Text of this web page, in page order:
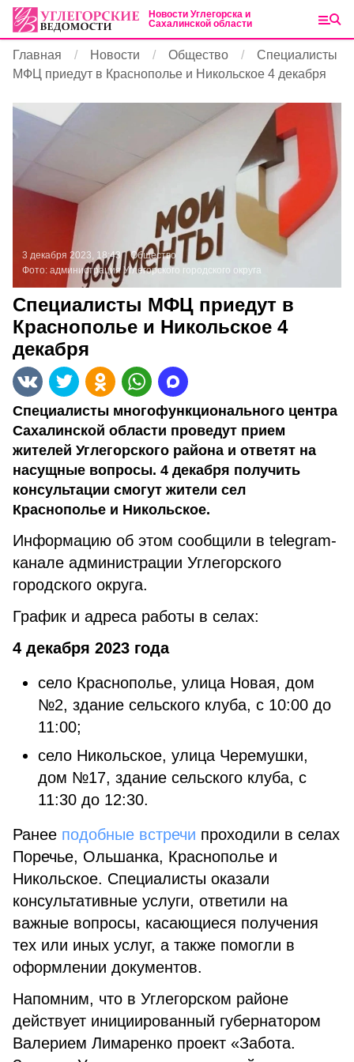
Новости Углегорска и
Сахалинской области
Главная Новости Общество
Специалисты
МФЦ приедут в Краснополье и Никольское 4 декабря
3 декабря 2023, 18:43
Общество
Фото: администрация Углегорского городского округа
Специалисты МФЦ приедут в
Краснополье и Никольское 4
декабря
Специалисты многофункционального центра
Сахалинской области проведут прием
жителей Углегорского района и ответят на
насущные вопросы. 4 декабря получить
консультации смогут жители сел
Краснополье и Никольское.
Информацию об этом сообщили в telegram-
канале администрации Углегорского
городского округа.
График и адреса работы в селах:
4 декабря 2023 года
село Краснополье, улица Новая, дом
№2, здание сельского клуба, с 10:00 до
11:00;
село Никольское, улица Черемушки,
дом №17, здание сельского клуба, с
11:30 до 12:30.
Ранее подобные встречи проходили в селах
Поречье, Ольшанка, Краснополье и
Никольское. Специалисты оказали
консультативные услуги, ответили на
важные вопросы, касающиеся получения
тех или иных услуг, а также помогли в
оформлении документов.
Напомним, что в Углегорском районе
действует инициированный губернатором
Валерием Лимаренко проект «Забота.